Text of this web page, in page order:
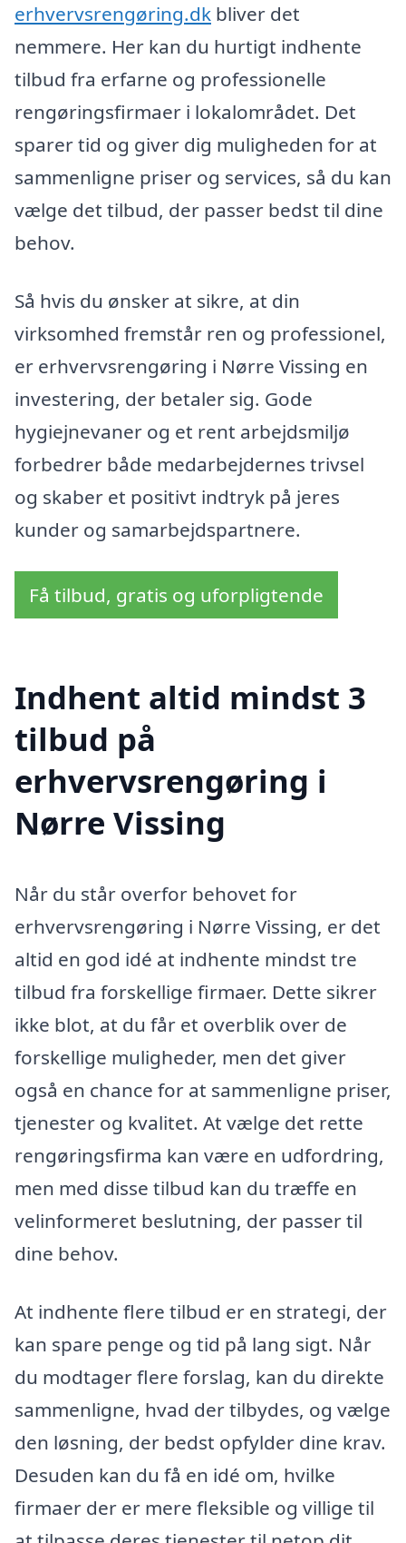
erhvervsrengøring.dk bliver det
nemmere. Her kan du hurtigt indhente
tilbud fra erfarne og professionelle
rengøringsfirmaer i lokalområdet. Det
sparer tid og giver dig muligheden for at
sammenligne priser og services, så du kan
vælge det tilbud, der passer bedst til dine
behov.
Så hvis du ønsker at sikre, at din
virksomhed fremstår ren og professionel,
er erhvervsrengøring i Nørre Vissing en
investering, der betaler sig. Gode
hygiejnevaner og et rent arbejdsmiljø
forbedrer både medarbejdernes trivsel
og skaber et positivt indtryk på jeres
kunder og samarbejdspartnere.
Få tilbud, gratis og uforpligtende
Indhent altid mindst 3
tilbud på
erhvervsrengøring i
Nørre Vissing
Når du står overfor behovet for
erhvervsrengøring i Nørre Vissing, er det
altid en god idé at indhente mindst tre
tilbud fra forskellige firmaer. Dette sikrer
ikke blot, at du får et overblik over de
forskellige muligheder, men det giver
også en chance for at sammenligne priser,
tjenester og kvalitet. At vælge det rette
rengøringsfirma kan være en udfordring,
men med disse tilbud kan du træffe en
velinformeret beslutning, der passer til
dine behov.
At indhente flere tilbud er en strategi, der
kan spare penge og tid på lang sigt. Når
du modtager flere forslag, kan du direkte
sammenligne, hvad der tilbydes, og vælge
den løsning, der bedst opfylder dine krav.
Desuden kan du få en idé om, hvilke
firmaer der er mere fleksible og villige til